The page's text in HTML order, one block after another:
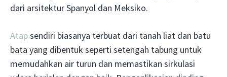
dari arsitektur Spanyol dan Meksiko.
Atapsendiri biasanya terbuat dari tanah liat dan batu
bata yang dibentuk seperti setengah tabung untuk
memudahkan air turun dan memastikan sirkulasi